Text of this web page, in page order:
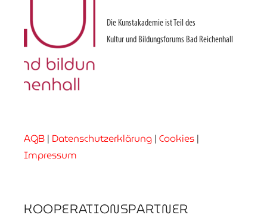
Die Kunstakademie ist Teil des
Kultur und Bildungsforums Bad Reichenhall
AGB | Datenschutzerklärung | Cookies |
Impressum
KOOPERATIONSPARTNER